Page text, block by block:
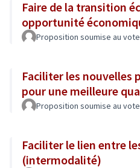
Faire de la transition
opportunité
Proposition soumise au vote
Faciliter les nouvelles
pour une meilleure
Proposition soumise au vote
Faciliter le lien entre
(intermodalité)